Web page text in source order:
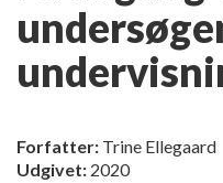
Forfatter: Trine Ellegaard
Udgivet: 2020